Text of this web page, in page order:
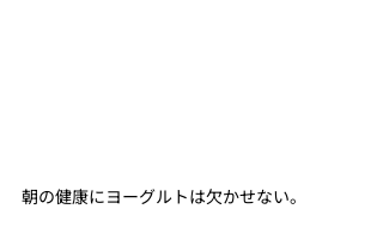
朝の健康にヨーグルトは欠かせない。